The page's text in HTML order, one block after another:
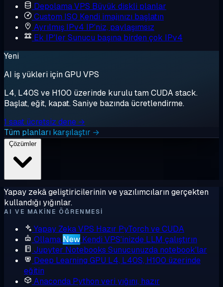
Depolama VPS Büyük diskli planlar
Custom ISO Kendi imajınızı başlatın
Ayrılmış IPv4 IP'niz, paylaşımsız
Ek IP'ler Sunucu başına birden çok IPv4
Yeni
AI iş yükleri için GPU VPS
L4, L40S ve H100 üzerinde kurulu tam CUDA stack.
Başlat, eğit, kapat. Saniye bazında ücretlendirme.
1 saat ücretsiz dene →
Tüm planları karşılaştır →
Çözümler
Yapay zekâ geliştiricilerinin ve yazılımcıların gerçekten
kullandığı yığınlar.
AI VE MAKINE ÖĞRENMESI
Yapay Zeka VPS Hazır PyTorch ve CUDA
Ollama New Kendi VPS'inizde LLM çalıştırın
Jupyter Notebooks Sunucunuzda notebook'lar
Deep Learning GPU L4, L40S, H100 üzerinde
eğitin
Anaconda Python veri yığını, hazır